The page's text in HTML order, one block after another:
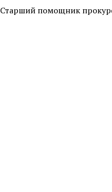
Старший помощник